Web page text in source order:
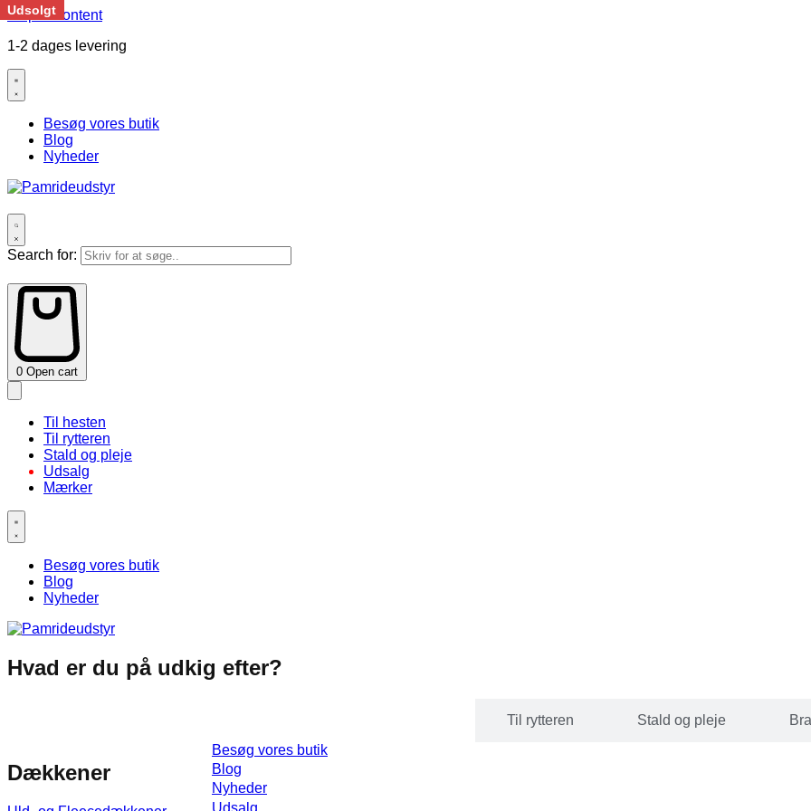
Skip to content
1-2 dages levering
Besøg vores butik
Blog
Nyheder
Search for:
0 Open cart
Til hesten
Til rytteren
Stald og pleje
Udsalg
Mærker
Besøg vores butik
Blog
Nyheder
Hvad er du på udkig efter?
Til rytteren Stald og pleje
Dækkener
Besøg vores butik
Blog
Nyheder
Udsalg
Udsolgt